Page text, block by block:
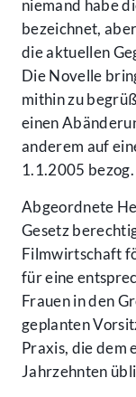
niemand habe
bezeichnet,
die aktuellen
Die Novelle
mithin zu
einen
anderem auf
1.1.2005 bezog.
Abgeordnete
Gesetz
Filmwirtschaft
für eine
Frauen in den
geplanten
Praxis, die dem
Jahrzehnten